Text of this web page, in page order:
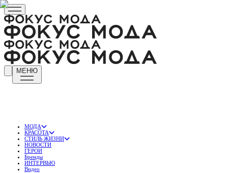
МЕНЮ
МОДА
КРАСОТА
СТИЛЬ ЖИЗНИ
НОВОСТИ
ГЕРОИ
Бренды
ИНТЕРВЬЮ
Видео